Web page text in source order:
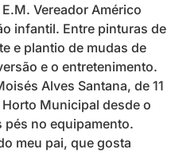
Vereador Américo
infantil. Entre pinturas de
e plantio de mudas de
e o entretenimento.
Alves Santana, de 11
Municipal desde o
pés no equipamento.
meu pai, que gosta